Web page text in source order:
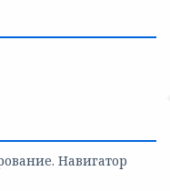
Навигатор